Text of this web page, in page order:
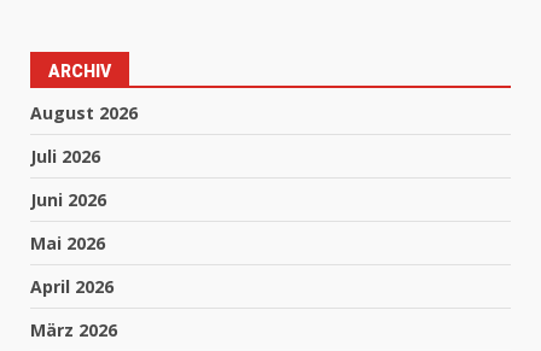
ARCHIV
August 2026
Juli 2026
Juni 2026
Mai 2026
April 2026
März 2026